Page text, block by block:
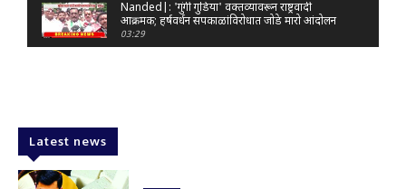
Nanded|: 'गुंगी गुडिया' वक्तव्यावरून राष्ट्रवादी
आक्रमक; हर्षवर्धन सपकाळांविरोधात जोडे मारो आंदोलन
03:29
Latur|नांदेड–बिदर महामार्गावरील सिमेंट रस्त्याला मोठ्या
भेगा; अपघाताचा धोका
Latest news